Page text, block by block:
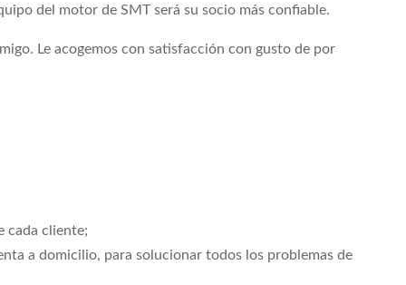
del motor de SMT será su socio más confiable.
Le acogemos con satisfacción con gusto de por
cada cliente;
a domicilio, para solucionar todos los problemas de